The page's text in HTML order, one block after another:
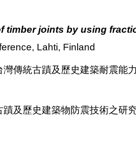
timber joints by using
Lahti, Finland
傳統古蹟及歷史建築耐震能
蹟及歷史建築物防震技術之研